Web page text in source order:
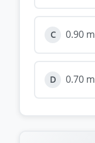
C 0.90 m
D 0.70 m